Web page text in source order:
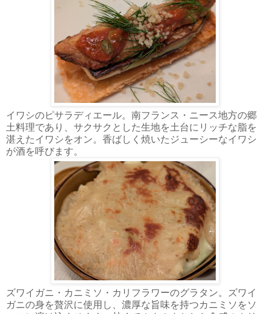
イワシのピサラディエール。南フランス・ニース地方の郷
土料理であり、サクサクとした生地を土台にリッチな脂を
湛えたイワシをオン。香ばしく焼いたジューシーなイワシ
が酒を呼びます。
ズワイガニ・カニミソ・カリフラワーのグラタン。ズワイ
ガニの身を贅沢に使用し、濃厚な旨味を持つカニミソをソ